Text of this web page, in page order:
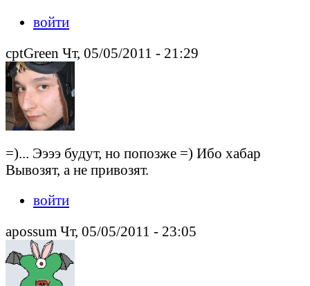
войти
cptGreen Чт, 05/05/2011 - 21:29
=)... Ээээ будут, но попозже =) Ибо хабар
Вывозят, а не привозят.
войти
apossum Чт, 05/05/2011 - 23:05